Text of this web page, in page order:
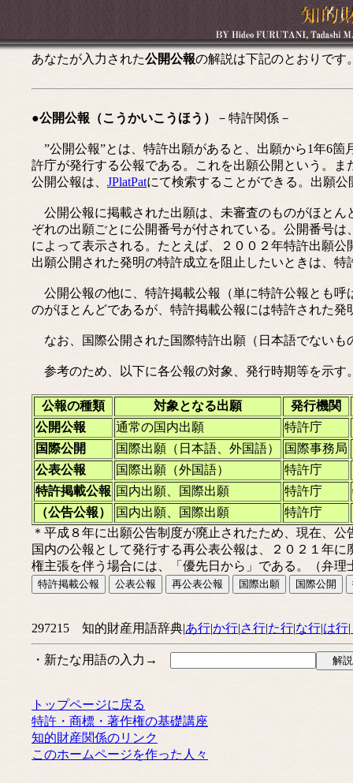
あなたが入力された公開公報の解説は下記のとおりです
●公開公報（こうかいこうほう） －特許関係－
”公開公報”とは、特許出願があると、出願から1年6
許庁が発行する公報である。これを出願公開という。
公開公報は、 JPlatPatにて検索することができる。出願
公開公報に掲載された出願は、未審査のものがほとん
ぞれの出願ごとに公開番号が付されている。公開番号
によって表示される。たとえば、２００２年特許出願
出願公開された発明の特許成立を阻止したいときは、
公開公報の他に、特許掲載公報（単に特許公報とも呼
のがほとんどであるが、特許掲載公報には特許された発
なお、国際公開された国際特許出願（日本語でないも
参考のため、以下に各公報の対象、発行時期等を示す
公報の種類 対象となる出願
発行機関
公開公報
通常の国内出願 特許庁
国際公開
国際出願（日本語、外国語） 国際事務局
公表公報
国際出願（外国語） 特許庁
特許掲載公報 国内出願、国際出願 特許庁
（公告公報）
国内出願、国際出願 特許庁
＊平成８年に出願公告制度が廃止されたため、現在、
国内の公報として発行する再公表公報は、２０２１年
権主張を伴う場合には、「優先日から」である。（弁
297215 知的財産用語辞典|あ行|か行|さ行|た行|な行|は行|
・新たな用語の入力→
トップページに戻る
特許・商標・著作権の基礎講座
知的財産関係のリンク
このホームページを作った人々